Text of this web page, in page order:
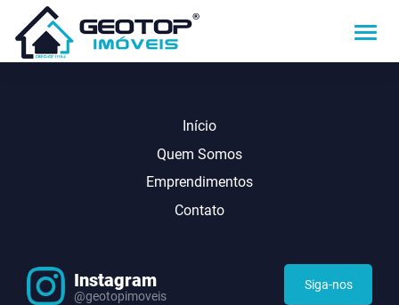
Início
Quem Somos
Emprendimentos
Contato
Instagram
@geotopimoveis
Siga-nos